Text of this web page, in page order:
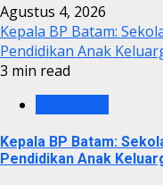
Agustus 4, 2026
Kepala BP Batam:
Pendidikan Anak
3 min read
Kepala BP Batam:
Pendidikan Anak